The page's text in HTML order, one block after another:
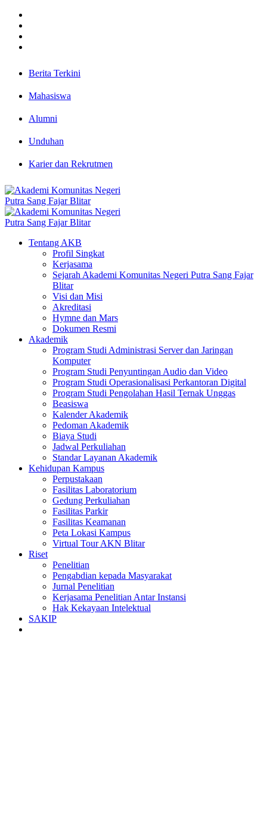
Berita Terkini
Mahasiswa
Alumni
Unduhan
Karier dan Rekrutmen
Tentang AKB
Profil Singkat
Kerjasama
Sejarah Akademi Komunitas Negeri Putra Sang Fajar
Blitar
Visi dan Misi
Akreditasi
Hymne dan Mars
Dokumen Resmi
Akademik
Program Studi Administrasi Server dan Jaringan
Komputer
Program Studi Penyuntingan Audio dan Video
Program Studi Operasionalisasi Perkantoran Digital
Program Studi Pengolahan Hasil Ternak Unggas
Beasiswa
Kalender Akademik
Pedoman Akademik
Biaya Studi
Jadwal Perkuliahan
Standar Layanan Akademik
Kehidupan Kampus
Perpustakaan
Fasilitas Laboratorium
Gedung Perkuliahan
Fasilitas Parkir
Fasilitas Keamanan
Peta Lokasi Kampus
Virtual Tour AKN Blitar
Riset
Penelitian
Pengabdian kepada Masyarakat
Jurnal Penelitian
Kerjasama Penelitian Antar Instansi
Hak Kekayaan Intelektual
SAKIP